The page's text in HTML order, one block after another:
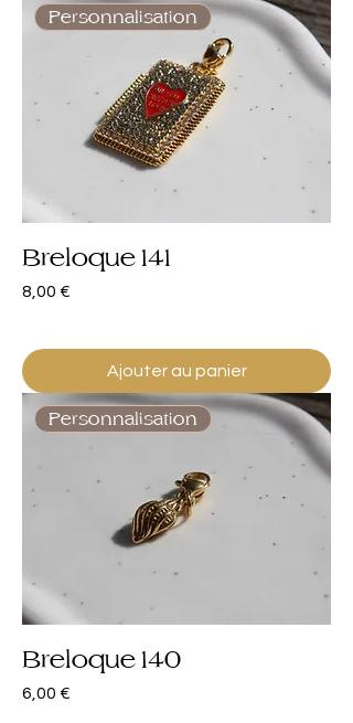
Personnalisation
Breloque 141
Prix
8,00 €
Ajouter au panier
Personnalisation
Breloque 140
Prix
6,00 €